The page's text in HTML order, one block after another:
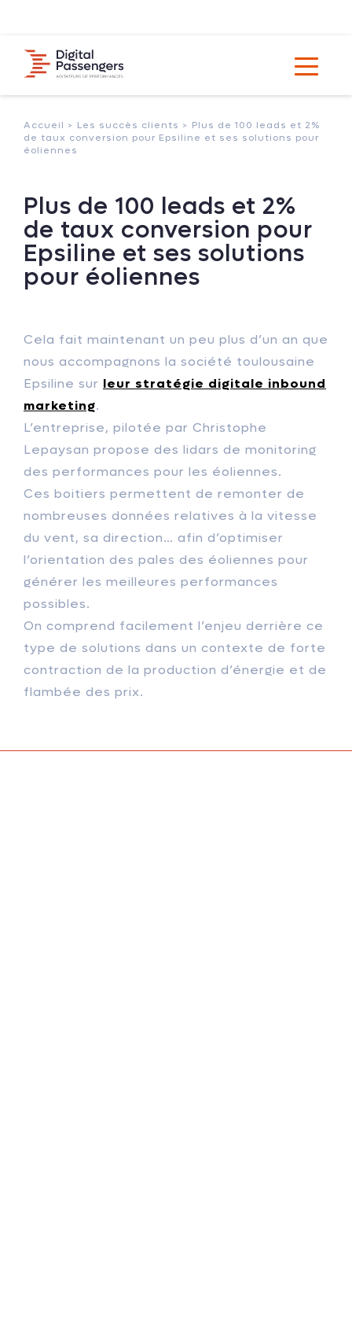
Accueil > Les succès clients > Plus de 100 leads et 2%
de taux conversion pour Epsiline et ses solutions pour
éoliennes
Plus de 100 leads et 2%
de taux conversion pour
Epsiline et ses solutions
pour éoliennes
Cela fait maintenant un peu plus d’un an que
nous accompagnons la société toulousaine
Epsiline sur leur stratégie digitale inbound
marketing.
L’entreprise, pilotée par Christophe
Lepaysan propose des lidars de monitoring
des performances pour les éoliennes.
Ces boitiers permettent de remonter de
nombreuses données relatives à la vitesse
du vent, sa direction… afin d’optimiser
l’orientation des pales des éoliennes pour
générer les meilleures performances
possibles.
On comprend facilement l’enjeu derrière ce
type de solutions dans un contexte de forte
contraction de la production d’énergie et de
flambée des prix.